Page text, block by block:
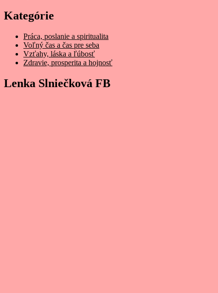
Kategórie
Práca, poslanie a spiritualita
Voľný čas a čas pre seba
Vzťahy, láska a ľúbosť
Zdravie, prosperita a hojnosť
Lenka Slniečková FB